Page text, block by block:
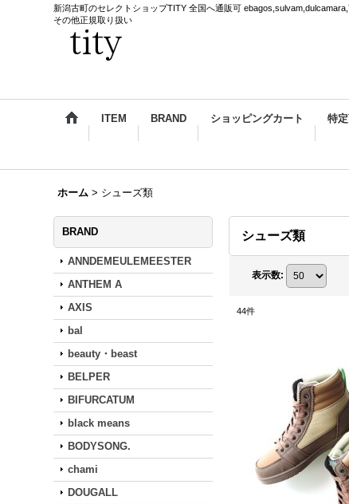
新潟古町のセレクトショップTITY 全国へ通販可
その他正規取り扱い
ITEM BRAND ショッピングカート 特
ホーム > シューズ類
BRAND
ANNDEMEULEMEESTER
ANTHEM A
AXIS
bal
beauty・beast
BELPER
BIFURCATUM
black means
BODYSONG.
chami
DOUGALL
シューズ類
表示数:
44件